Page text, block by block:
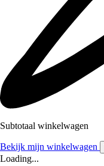
Subtotaal winkelwagen
Bekijk mijn winkelwagen
Loading...